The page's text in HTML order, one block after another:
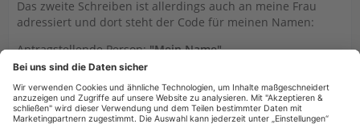
Das zweite Schreiben ist allerdings auch an meine Frau
adressiert und dort steht der Code für meinen Namen:
Antragstellende Person:"Mein Name"
eingegeben, aber er wird nicht akzeptiert, also ungültig!
Wo liegt der Fehler?